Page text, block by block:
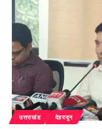
उत्तराखंड देहरादून